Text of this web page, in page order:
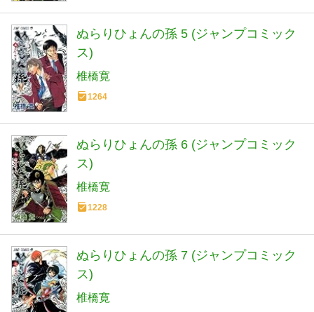
ぬらりひょんの孫 5 (ジャンプコミック
ス)
椎橋寛
1264
ぬらりひょんの孫 6 (ジャンプコミック
ス)
椎橋寛
1228
ぬらりひょんの孫 7 (ジャンプコミック
ス)
椎橋寛